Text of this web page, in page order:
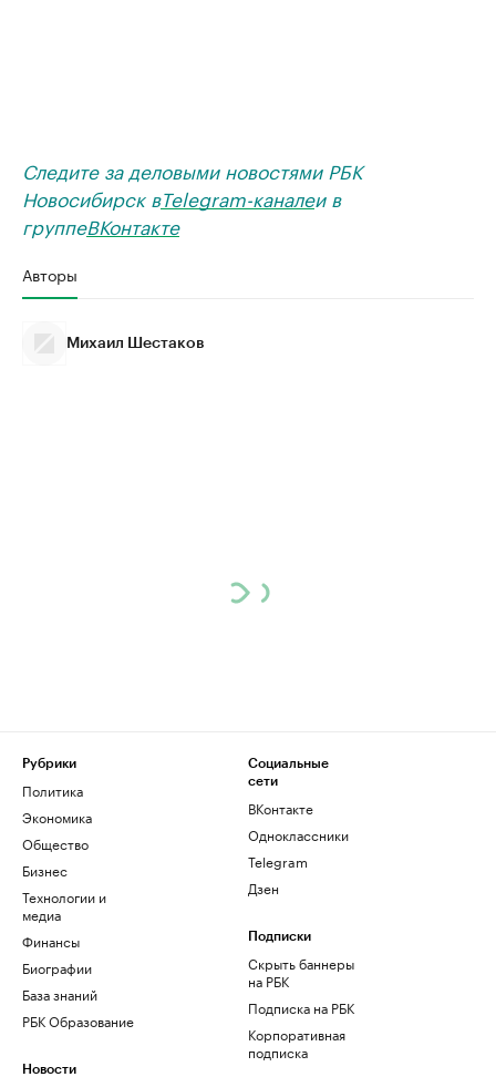
Следите за деловыми новостями РБК
Новосибирск вTelegram-каналеи в
группеВКонтакте
Авторы
Михаил Шестаков
Рубрики
Политика
Экономика
Общество
Бизнес
Технологии и
медиа
Финансы
Биографии
База знаний
РБК Образование
Новости
Социальные
сети
ВКонтакте
Одноклассники
Telegram
Дзен
Подписки
Скрыть баннеры
на РБК
Подписка на РБК
Корпоративная
подписка